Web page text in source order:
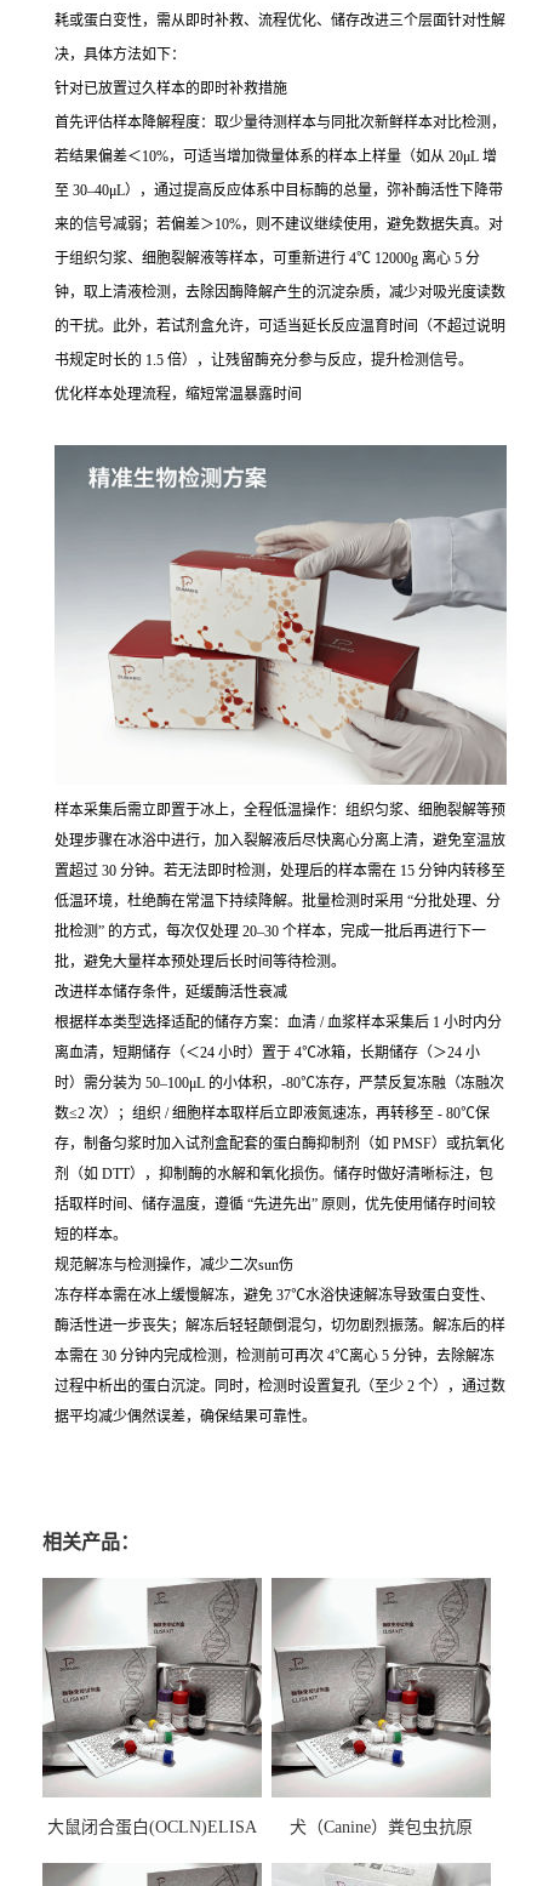
耗或蛋白变性，需从即时补救、流程优化、储存改进三个层面针对性解
决，具体方法如下：
针对已放置过久样本的即时补救措施
首先评估样本降解程度：取少量待测样本与同批次新鲜样本对比检测，
若结果偏差＜10%，可适当增加微量体系的样本上样量（如从 20μL 增
至 30–40μL），通过提高反应体系中目标酶的总量，弥补酶活性下降带
来的信号减弱；若偏差＞10%，则不建议继续使用，避免数据失真。对
于组织匀浆、细胞裂解液等样本，可重新进行 4℃ 12000g 离心 5 分
钟，取上清液检测，去除因酶降解产生的沉淀杂质，减少对吸光度读数
的干扰。此外，若试剂盒允许，可适当延长反应温育时间（不超过说明
书规定时长的 1.5 倍），让残留酶充分参与反应，提升检测信号。
优化样本处理流程，缩短常温暴露时间
样本采集后需立即置于冰上，全程低温操作：组织匀浆、细胞裂解等预
处理步骤在冰浴中进行，加入裂解液后尽快离心分离上清，避免室温放
置超过 30 分钟。若无法即时检测，处理后的样本需在 15 分钟内转移至
低温环境，杜绝酶在常温下持续降解。批量检测时采用 “分批处理、分
批检测” 的方式，每次仅处理 20–30 个样本，完成一批后再进行下一
批，避免大量样本预处理后长时间等待检测。
改进样本储存条件，延缓酶活性衰减
根据样本类型选择适配的储存方案：血清 / 血浆样本采集后 1 小时内分
离血清，短期储存（＜24 小时）置于 4℃冰箱，长期储存（＞24 小
时）需分装为 50–100μL 的小体积，-80℃冻存，严禁反复冻融（冻融次
数≤2 次）；组织 / 细胞样本取样后立即液氮速冻，再转移至 - 80℃保
存，制备匀浆时加入试剂盒配套的蛋白酶抑制剂（如 PMSF）或抗氧化
剂（如 DTT），抑制酶的水解和氧化损伤。储存时做好清晰标注，包
括取样时间、储存温度，遵循 “先进先出” 原则，优先使用储存时间较
短的样本。
规范解冻与检测操作，减少二次sun伤
冻存样本需在冰上缓慢解冻，避免 37℃水浴快速解冻导致蛋白变性、
酶活性进一步丧失；解冻后轻轻颠倒混匀，切勿剧烈振荡。解冻后的样
本需在 30 分钟内完成检测，检测前可再次 4℃离心 5 分钟，去除解冻
过程中析出的蛋白沉淀。同时，检测时设置复孔（至少 2 个），通过数
据平均减少偶然误差，确保结果可靠性。
相关产品：
大鼠闭合蛋白(OCLN)ELISA
犬（Canine）粪包虫抗原